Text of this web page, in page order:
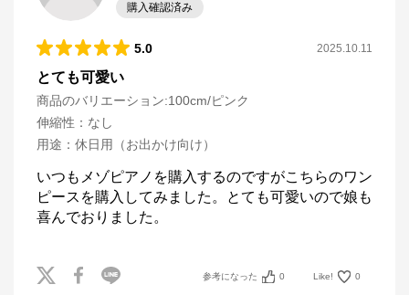
購入確認済み
5.0 2025.10.11
とても可愛い
商品のバリエーション:100cm/ピンク
伸縮性 ： なし
用途 ： 休日用（お出かけ向け）
いつもメゾピアノを購入するのですがこちらのワン
ピースを購入してみました。とても可愛いので娘も
喜んでおりました。
参考になった 0 Like! 0